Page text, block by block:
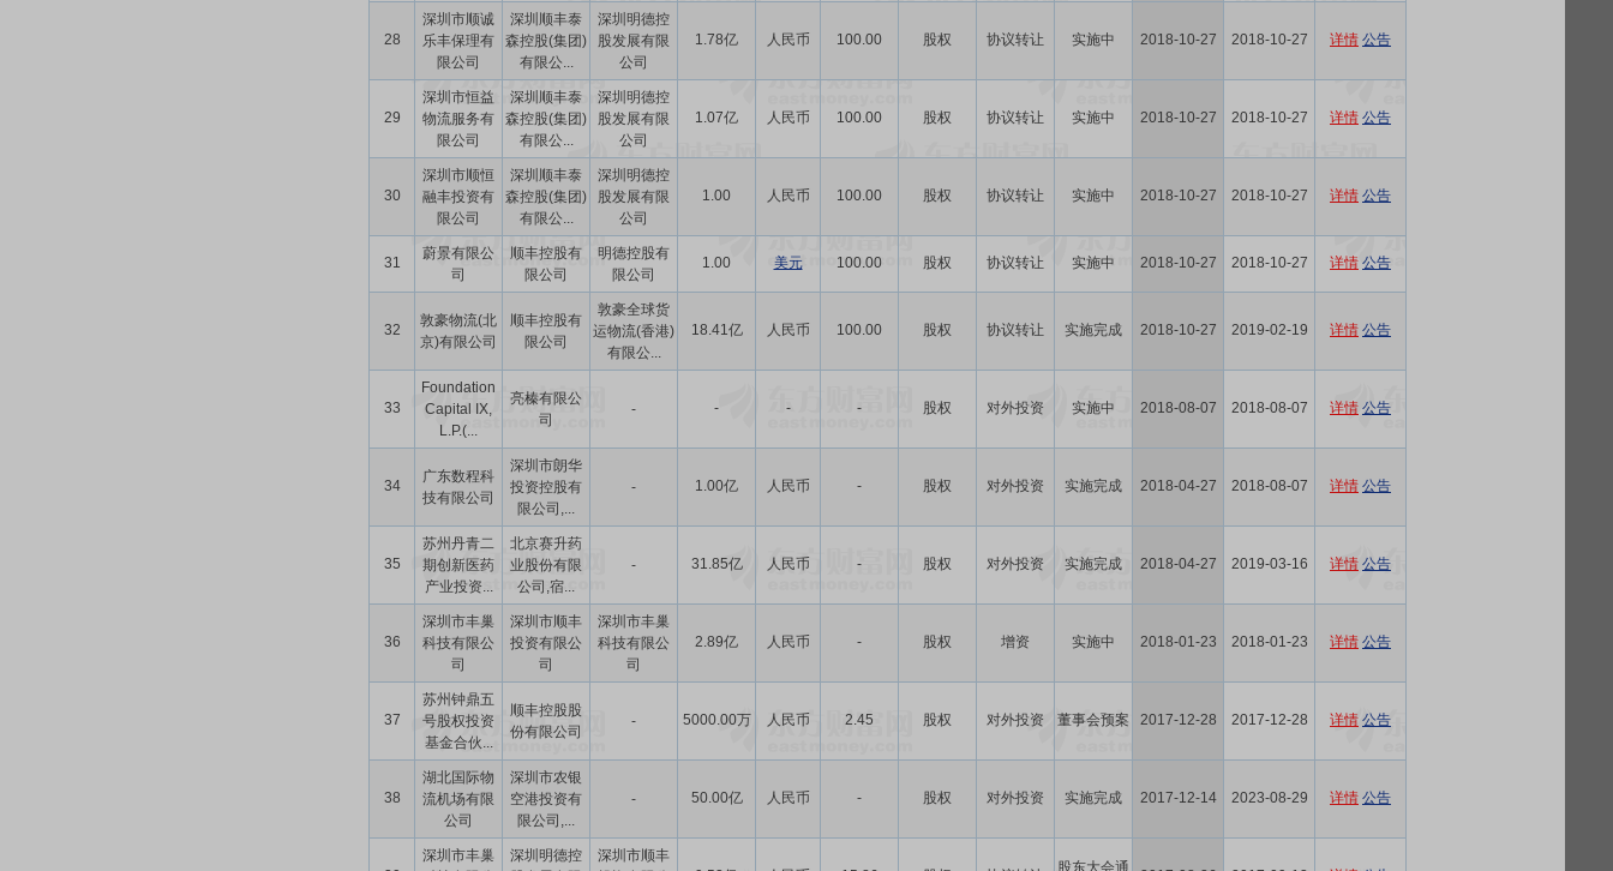
28
深圳市顺诚
乐丰保理有
限公司
深圳顺丰泰
森控股(集团)
有限公...
深圳明德控
股发展有限
公司
1.78亿 人民币 100.00 股权 协议转让 实施中 2018-10-27 2018-10-27 详情 公告
29
深圳市恒益
物流服务有
限公司
深圳顺丰泰
森控股(集团)
有限公...
深圳明德控
股发展有限
公司
1.07亿 人民币 100.00 股权 协议转让 实施中 2018-10-27 2018-10-27 详情 公告
30
深圳市顺恒
融丰投资有
限公司
深圳顺丰泰
森控股(集团)
有限公...
深圳明德控
股发展有限
公司
1.00 人民币 100.00 股权 协议转让 实施中 2018-10-27 2018-10-27 详情 公告
31
蔚景有限公
司
顺丰控股有
限公司
明德控股有
限公司
1.00 美元 100.00 股权 协议转让 实施中 2018-10-27 2018-10-27 详情 公告
32
敦豪物流(北
京)有限公司
顺丰控股有
限公司
敦豪全球货
运物流(香港)
有限公...
18.41亿 人民币 100.00 股权 协议转让 实施完成 2018-10-27 2019-02-19 详情 公告
33
Foundation
Capital IX,
L.P.(...
亮榛有限公
司
- - - - 股权 对外投资 实施中 2018-08-07 2018-08-07 详情 公告
34
广东数程科
技有限公司
深圳市朗华
投资控股有
限公司,...
- 1.00亿 人民币 - 股权 对外投资 实施完成 2018-04-27 2018-08-07 详情 公告
35
苏州丹青二
期创新医药
产业投资...
北京赛升药
业股份有限
公司,宿...
- 31.85亿 人民币 - 股权 对外投资 实施完成 2018-04-27 2019-03-16 详情 公告
36
深圳市丰巢
科技有限公
司
深圳市顺丰
投资有限公
司
深圳市丰巢
科技有限公
司
2.89亿 人民币 - 股权 增资 实施中 2018-01-23 2018-01-23 详情 公告
37
苏州钟鼎五
号股权投资
基金合伙...
顺丰控股股
份有限公司
- 5000.00万 人民币 2.45 股权 对外投资 董事会预案 2017-12-28 2017-12-28 详情 公告
38
湖北国际物
流机场有限
公司
深圳市农银
空港投资有
限公司,...
- 50.00亿 人民币 - 股权 对外投资 实施完成 2017-12-14 2023-08-29 详情 公告
深圳市丰巢
深圳明德控
深圳市顺丰
股东大会通